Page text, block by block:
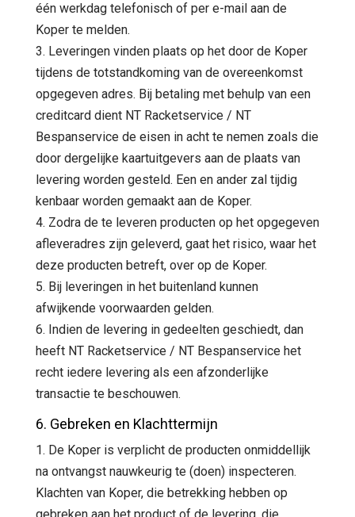
één werkdag telefonisch of per e-mail aan de
Koper te melden.
3. Leveringen vinden plaats op het door de Koper
tijdens de totstandkoming van de overeenkomst
opgegeven adres. Bij betaling met behulp van een
creditcard dient NT Racketservice / NT
Bespanservice de eisen in acht te nemen zoals die
door dergelijke kaartuitgevers aan de plaats van
levering worden gesteld. Een en ander zal tijdig
kenbaar worden gemaakt aan de Koper.
4. Zodra de te leveren producten op het opgegeven
afleveradres zijn geleverd, gaat het risico, waar het
deze producten betreft, over op de Koper.
5. Bij leveringen in het buitenland kunnen
afwijkende voorwaarden gelden.
6. Indien de levering in gedeelten geschiedt, dan
heeft NT Racketservice / NT Bespanservice het
recht iedere levering als een afzonderlijke
transactie te beschouwen.
6. Gebreken en Klachttermijn
1. De Koper is verplicht de producten onmiddellijk
na ontvangst nauwkeurig te (doen) inspecteren.
Klachten van Koper, die betrekking hebben op